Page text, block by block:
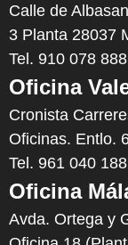
Calle de
3 Planta 28037
Tel. 910 078 888
Oficina
Cronista
Oficinas. Entlo.
Tel. 961 040 188
Oficina
Avda. Ortega y